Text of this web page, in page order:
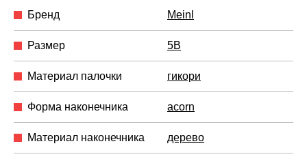
Бренд Meinl
Размер 5B
Материал палочки гикори
Форма наконечника acorn
Материал наконечника дерево